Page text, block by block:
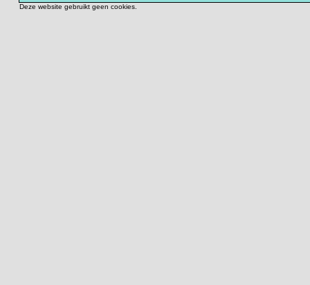
Deze website gebruikt geen cookies.